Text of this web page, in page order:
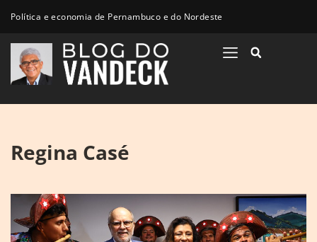
Política e economia de Pernambuco e do Nordeste
Regina Casé